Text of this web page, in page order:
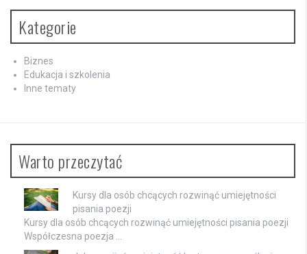
Kategorie
Biznes
Edukacja i szkolenia
Inne tematy
Warto przeczytać
Kursy dla osób chcących rozwinąć umiejętności
pisania poezji
Kursy dla osób chcących rozwinąć umiejętności pisania poezji
Współczesna poezja …